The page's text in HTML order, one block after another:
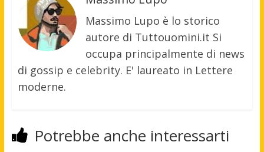
Massimo Lupo è lo storico
autore di Tuttouomini.it Si
occupa principalmente di news
di gossip e celebrity. E' laureato in Lettere
moderne.
Potrebbe anche interessarti